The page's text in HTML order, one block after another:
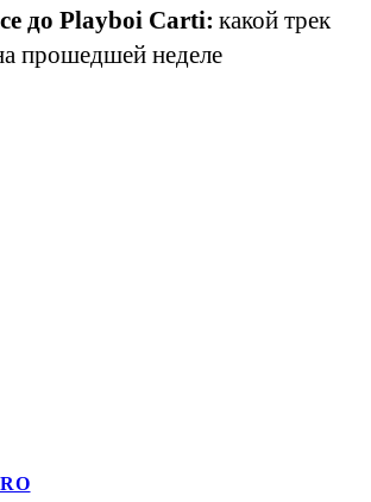
до Playboi Carti: какой трек
прошедшей неделе